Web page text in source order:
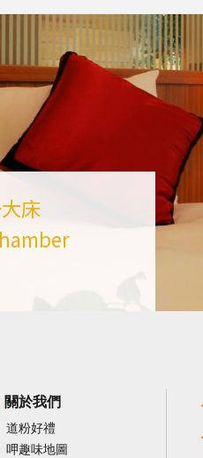
床
關於我們
道粉好禮
呷趣味地圖